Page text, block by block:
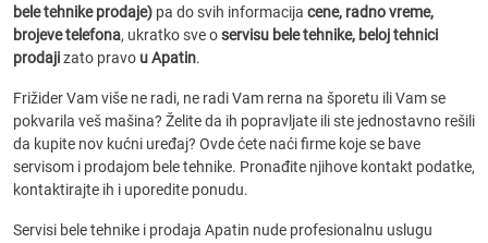
bele tehnike prodaje) pa do svih informacija cene, radno vreme,
brojeve telefona, ukratko sve oservisu bele tehnike, beloj tehnici
prodajizato pravo u Apatin.
Frižider Vam više ne radi, ne radi Vam rerna na šporetu ili Vam se
pokvarila veš mašina? Želite da ih popravljate ili ste jednostavno rešili
da kupite nov kućni uređaj? Ovde ćete naći firme koje se bave
servisom i prodajom bele tehnike. Pronađite njihove kontakt podatke,
kontaktirajte ih i uporedite ponudu.
Servisi bele tehnike i prodaja Apatin nude profesionalnu uslugu